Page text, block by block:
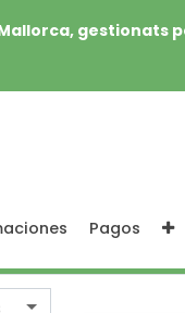
gestionats
Pagos